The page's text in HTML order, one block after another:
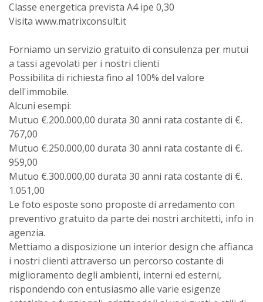
Classe energetica prevista A4 ipe 0,30
Visita www.matrixconsult.it
Forniamo un servizio gratuito di consulenza per mutui
a tassi agevolati per i nostri clienti
Possibilita di richiesta fino al 100% del valore
dell'immobile.
Alcuni esempi:
Mutuo €.200.000,00 durata 30 anni rata costante di €.
767,00
Mutuo €.250.000,00 durata 30 anni rata costante di €.
959,00
Mutuo €.300.000,00 durata 30 anni rata costante di €.
1.051,00
Le foto esposte sono proposte di arredamento con
preventivo gratuito da parte dei nostri architetti, info in
agenzia.
Mettiamo a disposizione un interior design che affianca
i nostri clienti attraverso un percorso costante di
miglioramento degli ambienti, interni ed esterni,
rispondendo con entusiasmo alle varie esigenze